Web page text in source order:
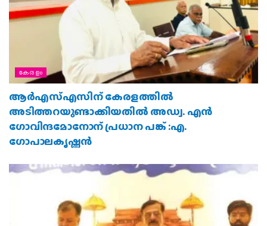
കേരളം
ആര്‍എസ്എസിന് കേരളത്തില്‍
അടിത്തറയുണ്ടാക്കിയതില്‍ അഡ്വ. എന്‍
ഗോവിന്ദമോനോന് പ്രധാന പങ്ക് :എ.
ഗോപാലകൃഷ്ണന്‍